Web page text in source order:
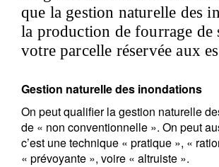
que la gestion naturelle des
la production de fourrage de
votre parcelle réservée aux
Gestion naturelle des inondations
On peut qualifier la gestion naturelle
de « non conventionnelle ». On peut
c’est une technique « pratique », «
« prévoyante », voire « altruiste ».